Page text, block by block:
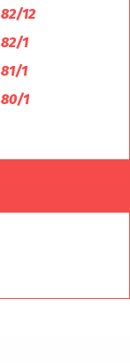
82/12
82/1
81/1
80/1